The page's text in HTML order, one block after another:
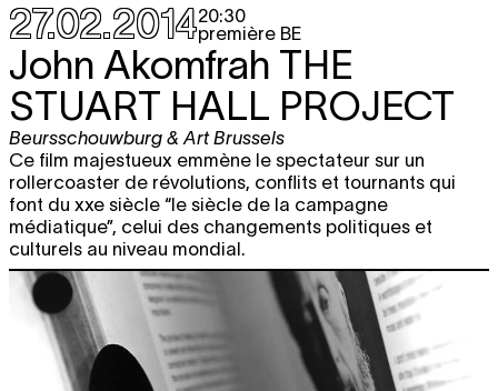
27.02.201420:30
première BE
John Akomfrah THE
STUART HALL PROJECT
Beursschouwburg & Art Brussels
Ce film majestueux emmène le spectateur sur un
rollercoaster de révolutions, conflits et tournants qui
font du xxe siècle “le siècle de la campagne
médiatique”, celui des changements politiques et
culturels au niveau mondial.